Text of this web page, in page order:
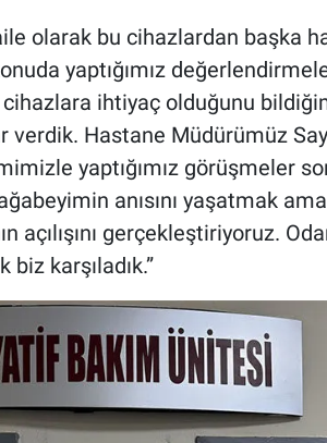
olarak bu cihazlardan başka
yaptığımız
ihtiyaç olduğunu
verdik. Hastane Müdürümüz
yaptığımız görüşmeler
anısını yaşatmak
açılışını gerçekleştiriyoruz.
biz karşıladık.”